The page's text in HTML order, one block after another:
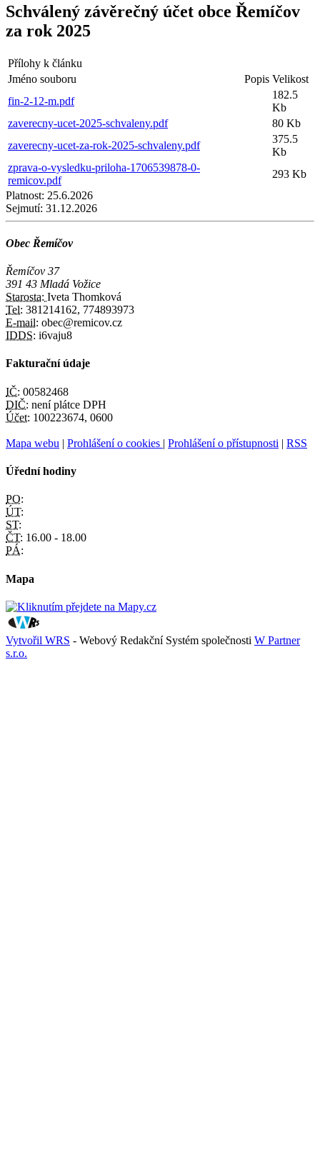
Schválený závěrečný účet obce Řemíčov
za rok 2025
Přílohy k článku
Jméno souboru
Popis Velikost
fin-2-12-m.pdf
182.5
Kb
zaverecny-ucet-2025-schvaleny.pdf
80 Kb
zaverecny-ucet-za-rok-2025-schvaleny.pdf
375.5
Kb
zprava-o-vysledku-priloha-1706539878-0-
remicov.pdf
293 Kb
Platnost: 25.6.2026
Sejmutí: 31.12.2026
Obec Řemíčov
Řemíčov 37
391 43 Mladá Vožice
Starosta: Iveta Thomková
Tel: 381214162, 774893973
E-mail: obec@remicov.cz
IDDS: i6vaju8
Fakturační údaje
IČ: 00582468
DIČ: není plátce DPH
Účet: 100223674, 0600
Mapa webu | Prohlášení o cookies | Prohlášení o přístupnosti | RSS
Úřední hodiny
PO:
ÚT:
ST:
ČT: 16.00 - 18.00
PÁ:
Mapa
Vytvořil WRS - Webový Redakční Systém společnosti W Partner
s.r.o.